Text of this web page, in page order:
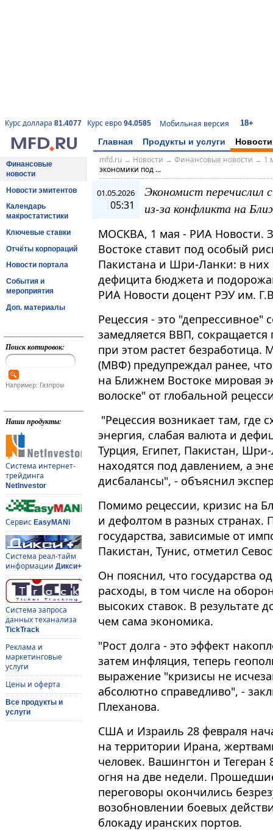
Курс доллара 81.4077 Курс евро 94.0585 Мобильная версия 18+
Главная Продукты и услуги Новости
Финансовые
новости
Новости эмитентов
Календарь
макростатистики
Ключевые ставки
Отчёты корпораций
Новости портала
События и
мероприятия
Доп. материалы
Поиск котировок:
Например: Газпром
Наши продукты:
Система интернет-
трейдинга
NetInvestor
Сервис EasyMANi
Система реал-тайм
информации Дикси+
Система запроса
данных теханализа
TickTrack
Реклама и
маркетинговые
услуги
Цены и оферта
Все продукты и
услуги
mfd.ru→ Новости → Финансовые новости → 1
экономики под ...
01.05.2026
05:31
Экономист перечислил
из-за конфликта на
МОСКВА, 1 мая - РИА Новости.
Востоке ставит под особый
Пакистана и Шри-Ланки: в них
дефицита бюджета и
РИА Новости доцент РЭУ им.
Рецессия - это
замедляется ВВП,
при этом растет
(МВФ) предупреждал ранее,
на Ближнем Востоке мировая
волоске" от глобальной
"Рецессия возникает там, где
энергия, слабая валюта и
Турция, Египет, Пакистан,
находятся под давлением, а
дисбалансы", - объяснил
Помимо рецессии, кризис на
и дефолтом в разных странах.
государства, зависимые от
Пакистан, Тунис, отметил
Он пояснил, что государства
расходы, в том числе на
высоких ставок. В результате
чем сама экономика.
"Рост долга - это эффект
затем инфляция, теперь
выражение "кризисы не
абсолютно справедливо", -
Плеханова.
США и Израиль 28 февраля
на территории Ирана,
человек. Вашингтон и
огня на две недели.
переговоры окончились
возобновлении боевых
блокаду иранских портов.